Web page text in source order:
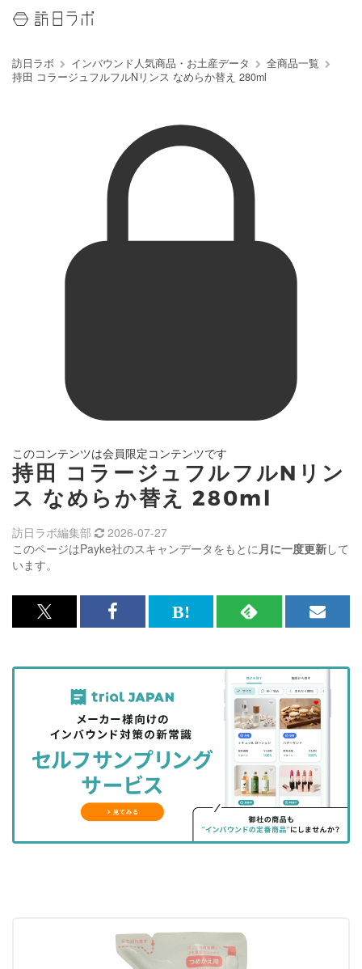
訪日ラボ インバウンド人気商品・お土産データ
全商品一覧
持田 コラージュフルフルNリンス なめらか替え 280ml
このコンテンツは会員限定コンテンツです
持田 コラージュフルフルNリン
ス なめらか替え 280ml
このページはPayke社のスキャンデータをもとに月に一度更新して
います。
訪日ラボ編集部 2026-07-27
x<br>
記
を
シ
ェ
る
Facebook<br>
記
事
を
シ
ェ
ア
す
る
は
な
ッ
ク
マ
に
RSS
記
事
を
購
読
す
る
メ
マ
ガ
登
録
す
る